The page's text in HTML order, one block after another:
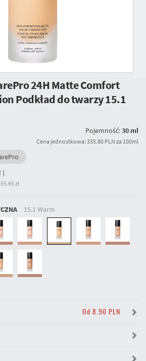
24H Matte Comfort
Podkład do twarzy15.1
Pojemność:30 ml
Cena jednostkowa: 335.80 PLN za 100ml
)
zł
15.1 Warm
Od 8.90 PLN